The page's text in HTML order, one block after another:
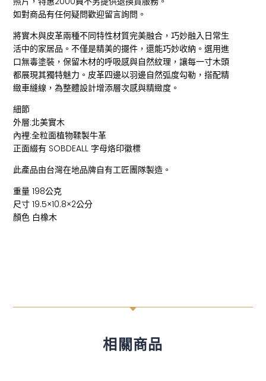
如對商品有任何疑問歡迎留言詢問。
將實木與皮革兩種不同特性材質完美融合，巧妙融入日常生
活中的家居品。不僅是精美的擺件，還能巧妙收納。選用進
口無毒塗裝，保留木材的呼吸感與自然紋理，讓每一寸木頭
都展現其獨特魅力。皮革四邊以羽邊自然弧度勾勒，搭配精
緻車縫線，為整體設計增添層次感與精緻度。
細節
外層:北美實木
內裡:全粒面植物鞣製牛革
正面綴有 SOBDEALL 字母烙印徽標
此產品由台灣在地品牌自有工匠團隊製造。
重量 198公克
尺寸 19.5×10.8×2公分
顏色 白橡木
C
相關商品